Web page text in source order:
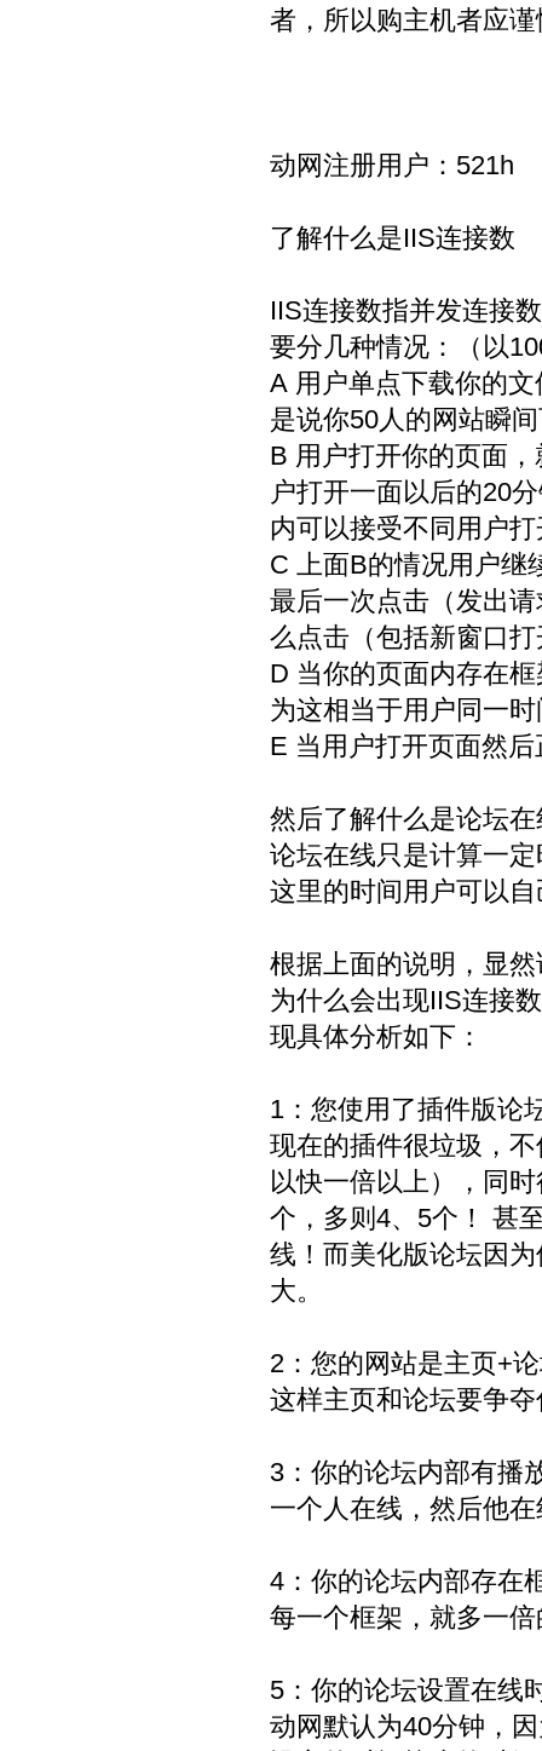
者，所以购主机者应
动网注册用户：521h
了解什么是IIS连接数
IIS连接数指并发连接
要分几种情况：（以
A 用户单点下载你的
是说你50人的网站瞬
B 用户打开你的页面
户打开一面以后的20
内可以接受不同用户
C 上面B的情况用户继
最后一次点击（发出
么点击（包括新窗口
D 当你的页面内存在
为这相当于用户同一
E 当用户打开页面然
然后了解什么是论坛
论坛在线只是计算一
这里的时间用户可以
根据上面的说明，显
为什么会出现IIS连接
现具体分析如下：
1：您使用了插件版论
现在的插件很垃圾，
以快一倍以上），同
个，多则4、5个！ 甚
线！而美化版论坛因
大。
2：您的网站是主页+
这样主页和论坛要争
3：你的论坛内部有播
一个人在线，然后他
4：你的论坛内部存在
每一个框架，就多一
5：你的论坛设置在线
动网默认为40分钟，